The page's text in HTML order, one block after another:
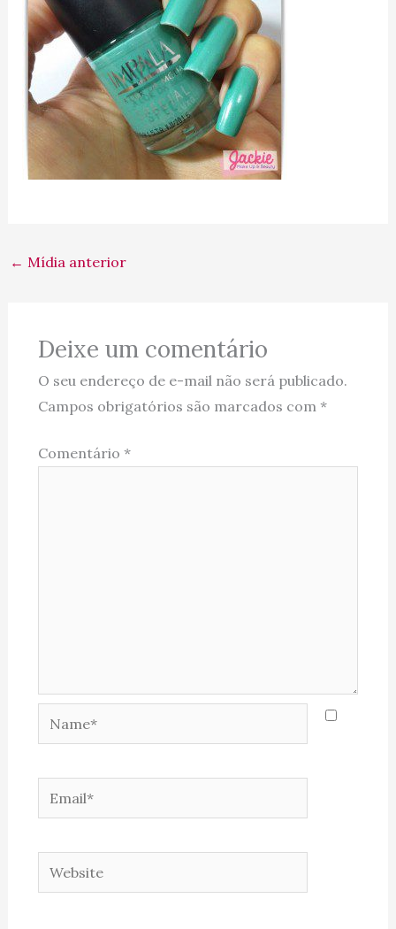
← Mídia anterior
Deixe um comentário
O seu endereço de e-mail não será publicado.
Campos obrigatórios são marcados com *
Comentário *
Name*
Email*
Website